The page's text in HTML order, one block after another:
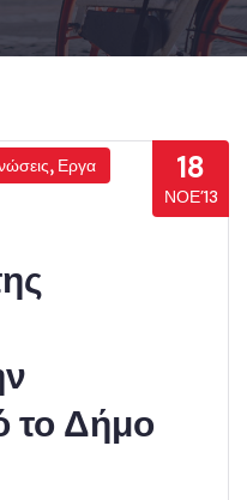
18
ΝΟΈ’13
Εργα
το Δήμο